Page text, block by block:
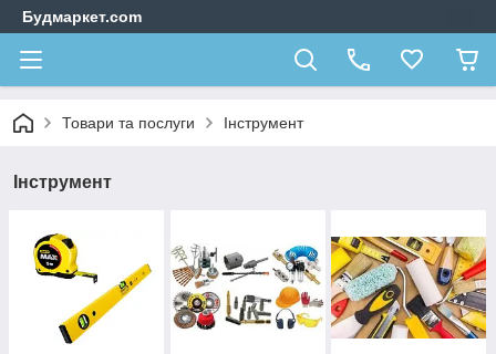
Будмаркет.com
Товари та послуги Інструмент
Інструмент